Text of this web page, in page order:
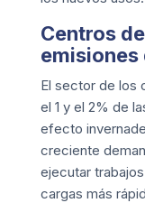
Centros
emisiones
El sector de los
el 1 y el 2% de
efecto
creciente
ejecutar
cargas más